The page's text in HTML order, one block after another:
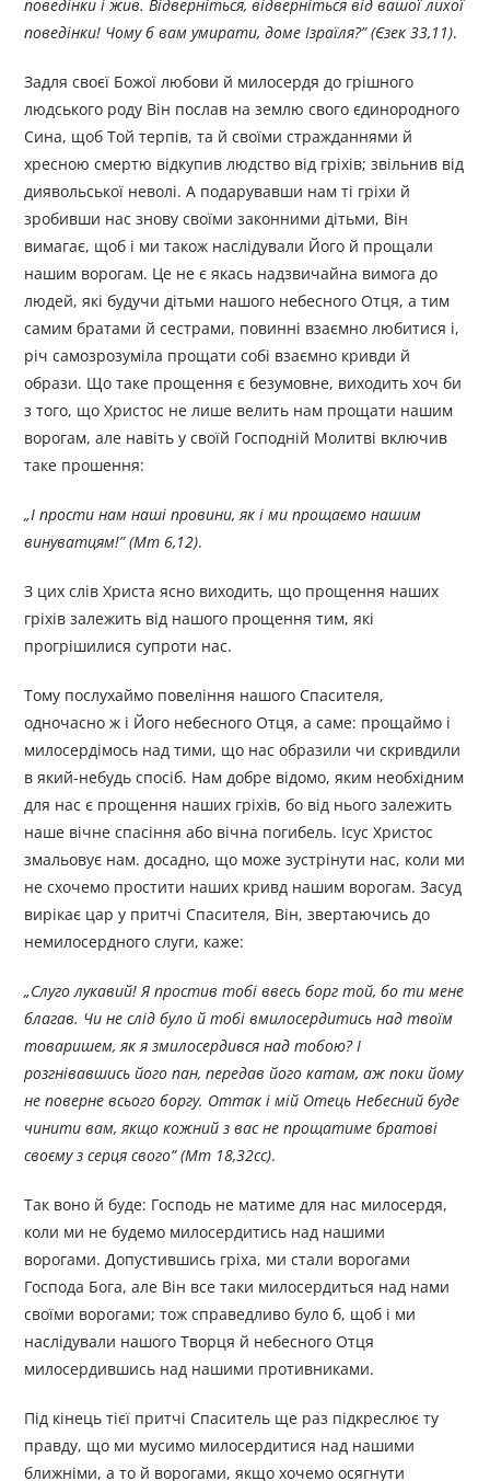
поведінки і жив. Відверніться, відверніться від вашої лихої
поведінки! Чому б вам умирати, доме Ізраїля?”(Єзек 33,11).
Задля своєї Божої любови й милосердя до грішного
людського роду Він послав на землю свого єдинородного
Сина, щоб Той терпів, та й своїми стражданнями й
хресною смертю відкупив людство від гріхів; звільнив від
диявольської неволі. А подарувавши нам ті гріхи й
зробивши нас знову своїми законними дітьми, Він
вимагає, щоб і ми також наслідували Його й прощали
нашим ворогам. Це не є якась надзвичайна вимога до
людей, які будучи дітьми нашого небесного Отця, а тим
самим братами й сестрами, повинні взаємно любитися і,
річ самозрозуміла прощати собі взаємно кривди й
образи. Що таке прощення є безумовне, виходить хоч би
з того, що Христос не лише велить нам прощати нашим
ворогам, але навіть у своїй Господній Молитві включив
таке прошення:
„І прости нам наші провини, як і ми прощаємо нашим
винуватцям!”(Мт 6,12).
З цих слів Христа ясно виходить, що прощення наших
гріхів залежить від нашого прощення тим, які
прогрішилися супроти нас.
Тому послухаймо повеління нашого Спасителя,
одночасно ж і Його небесного Отця, а саме: прощаймо і
милосердімось над тими, що нас образили чи скривдили
в який-небудь спосіб. Нам добре відомо, яким необхідним
для нас є прощення наших гріхів, бо від нього залежить
наше вічне спасіння або вічна погибель. Ісус Христос
змальовує нам. досадно, що може зустрінути нас, коли ми
не схочемо простити наших кривд нашим ворогам. Засуд
вирікає цар у притчі Спасителя, Він, звертаючись до
немилосердного слуги, каже:
„Слуго лукавий! Я простив тобі ввесь борг той, бо ти мене
благав. Чи не слід було й тобі вмилосердитись над твоїм
товаришем, як я змилосердився над тобою? І
розгнівавшись його пан, передав його катам, аж поки йому
не поверне всього боргу. Оттак і мій Отець Небесний буде
чинити вам, якщо кожний з вас не прощатиме братові
своєму з серця свого”(Мт 18,32cс).
Так воно й буде: Господь не матиме для нас милосердя,
коли ми не будемо милосердитись над нашими
ворогами. Допустившись гріха, ми стали ворогами
Господа Бога, але Він все таки милосердиться над нами
своїми ворогами; тож справедливо було б, щоб і ми
наслідували нашого Творця й небесного Отця
милосердившись над нашими противниками.
Під кінець тієї притчі Спаситель ще раз підкреслює ту
правду, що ми мусимо милосердитися над нашими
ближніми, а то й ворогами, якщо хочемо осягнути